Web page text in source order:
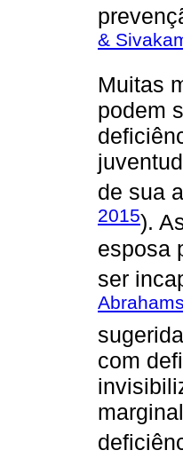
&
Muitas
podem
de sua
2015).
esposa
ser
com